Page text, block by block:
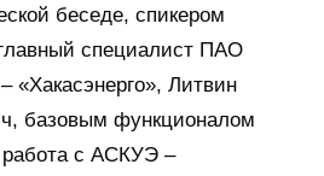
беседе, спикером
специалист ПАО
«Хакасэнерго», Литвин
базовым функционалом
работа с АСКУЭ –